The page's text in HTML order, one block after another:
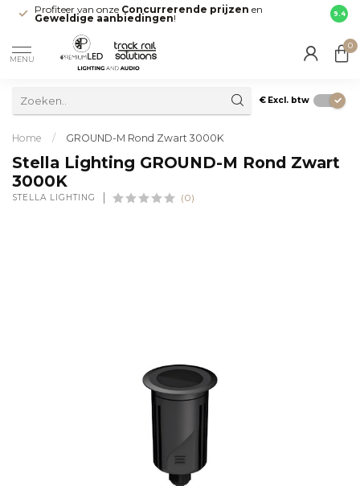
Profiteer van onze Concurrerende prijzen en
Geweldige aanbiedingen! direct
9.4
MENU
0
€ Excl. btw
Home / GROUND-M Rond Zwart 3000K
Stella Lighting GROUND-M Rond Zwart
3000K
STELLA LIGHTING (0)